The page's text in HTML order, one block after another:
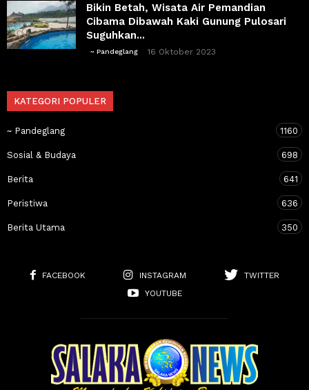
Bikin Betah, Wisata Air Pemandian
Cibama Dibawah Kaki Gunung Pulosari
Suguhkan...
~ Pandeglang 16 Oktober 2023
KATEGORI POPULER
~ Pandeglang 1160
Sosial & Budaya 698
Berita 641
Peristiwa 636
Berita Utama 350
FACEBOOK INSTAGRAM
TWITTER
YOUTUBE